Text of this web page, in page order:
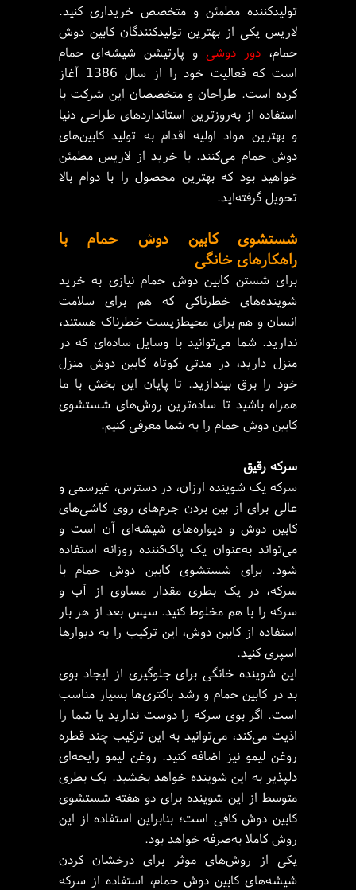
تولیدکننده مطمئن و متخصص خریداری کنید.
لاریس یکی از بهترین تولیدکنندگان کابین دوش
حمام، دور دوشی و پارتیشن شیشه‌ای حمام
است که فعالیت خود را از سال 1386 آغاز
کرده است. طراحان و متخصصان این شرکت با
استفاده از به‌روزترین استانداردهای طراحی دنیا
و بهترین مواد اولیه اقدام به تولید کابین‌های
دوش حمام می‌کنند. با خرید از لاریس مطمئن
خواهید بود که بهترین محصول را با دوام بالا
تحویل گرفته‌اید.
شستشوی کابین دوش حمام با
راهکارهای خانگی
برای شستن کابین دوش حمام نیازی به خرید
شوینده‌های خطرناکی که هم برای سلامت
انسان و هم برای محیط‌زیست خطرناک هستند،
ندارید. شما می‌توانید با وسایل ساده‌ای که در
منزل دارید، در مدتی کوتاه کابین دوش منزل
خود را برق بیندازید. تا پایان این بخش با ما
همراه باشید تا ساده‌ترین روش‌های شستشوی
کابین دوش حمام را به شما معرفی کنیم.
سرکه رقیق
سرکه یک شوینده ارزان، در دسترس، غیرسمی و
عالی برای از بین بردن جرم‌های روی کاشی‌های
کابین دوش و دیواره‌های شیشه‌ای آن است و
می‌تواند به‌عنوان یک پاک‌کننده روزانه استفاده
شود. برای شستشوی کابین دوش حمام با
سرکه، در یک بطری مقدار مساوی از آب و
سرکه را با هم مخلوط کنید. سپس بعد از هر بار
استفاده از کابین دوش، این ترکیب را به دیوارها
اسپری کنید.
این شوینده خانگی برای جلوگیری از ایجاد بوی
بد در کابین حمام و رشد باکتری‌ها بسیار مناسب
است. اگر بوی سرکه را دوست ندارید یا شما را
اذیت می‌کند، می‌توانید به این ترکیب چند قطره
روغن لیمو نیز اضافه کنید. روغن لیمو رایحه‌ای
دلپذیر به این شوینده خواهد بخشید. یک بطری
متوسط از این شوینده برای دو هفته شستشوی
کابین دوش کافی است؛ بنابراین استفاده از این
روش کاملا به‌صرفه خواهد بود.
یکی از روش‌های موثر برای درخشان کردن
شیشه‌های کابین دوش حمام، استفاده از سرکه